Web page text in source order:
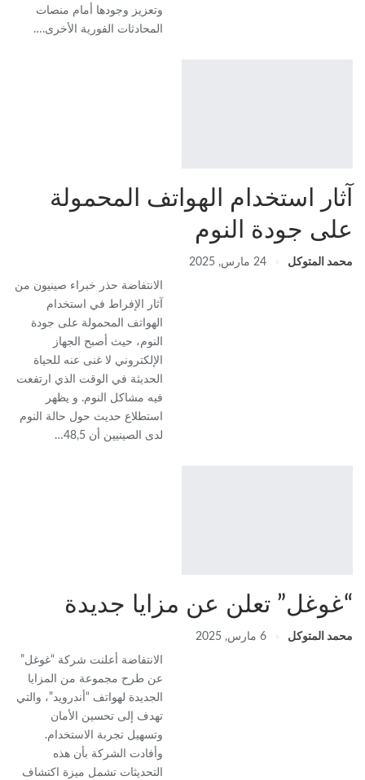
وتعزيز وجودها أمام منصات
المحادثات الفورية الأخرى.…
آثار استخدام الهواتف المحمولة
على جودة النوم
محمد المتوكل 24 مارس, 2025
الانتفاضة حذر خبراء صينيون من
آثار الإفراط في استخدام
الهواتف المحمولة على جودة
النوم، حيث أصبح الجهاز
الإلكتروني لا غنى عنه للحياة
الحديثة في الوقت الذي ارتفعت
فيه مشاكل النوم. و يظهر
استطلاع حديث حول حالة النوم
لدى الصينيين أن 48,5…
“غوغل” تعلن عن مزايا جديدة
محمد المتوكل 6 مارس, 2025
الانتفاضة أعلنت شركة “غوغل”
عن طرح مجموعة من المزايا
الجديدة لهواتف “أندرويد”، والتي
تهدف إلى تحسين الأمان
وتسهيل تجربة الاستخدام.
وأفادت الشركة بأن هذه
التحديثات تشمل ميزة اكتشاف